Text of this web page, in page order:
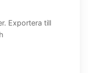
Exportera till